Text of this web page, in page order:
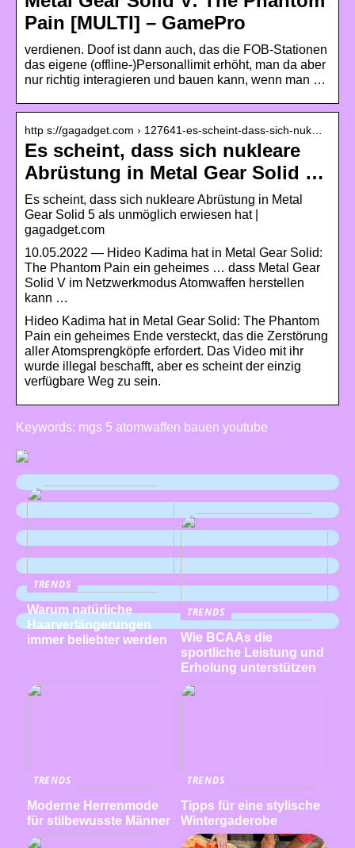
Pain [MULTI] – GamePro
verdienen. Doof ist dann auch, das die FOB-Stationen
das eigene (offline-)Personallimit erhöht, man da aber
nur richtig interagieren und bauen kann, wenn man …
http s://gagadget.com › 127641-es-scheint-dass-sich-nuk…
Es scheint, dass sich nukleare
Abrüstung in Metal Gear Solid …
Es scheint, dass sich nukleare Abrüstung in Metal
Gear Solid 5 als unmöglich erwiesen hat |
gagadget.com
10.05.2022 — Hideo Kadima hat in Metal Gear Solid:
The Phantom Pain ein geheimes … dass Metal Gear
Solid V im Netzwerkmodus Atomwaffen herstellen
kann …
Hideo Kadima hat in Metal Gear Solid: The Phantom
Pain ein geheimes Ende versteckt, das die Zerstörung
aller Atomsprengköpfe erfordert. Das Video mit ihr
wurde illegal beschafft, aber es scheint der einzig
verfügbare Weg zu sein.
Keywords: mgs 5 atomwaffen bauen youtube
TRENDS
Warum natürliche
Haarverlängerungen
immer beliebter werden
TRENDS
Wie BCAAs die
sportliche Leistung und
Erholung unterstützen
TRENDS
Moderne Herrenmode
für stilbewusste Männer
TRENDS
Tipps für eine stylische
Wintergaderobe